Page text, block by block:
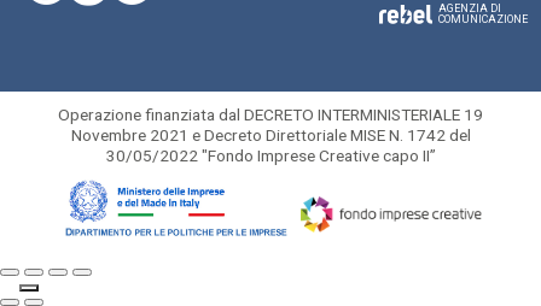
AGENZIA DI
COMUNICAZIONE
Operazione finanziata dal DECRETO INTERMINISTERIALE 19
Novembre 2021 e Decreto Direttoriale MISE N. 1742 del
30/05/2022 "Fondo Imprese Creative capo II”